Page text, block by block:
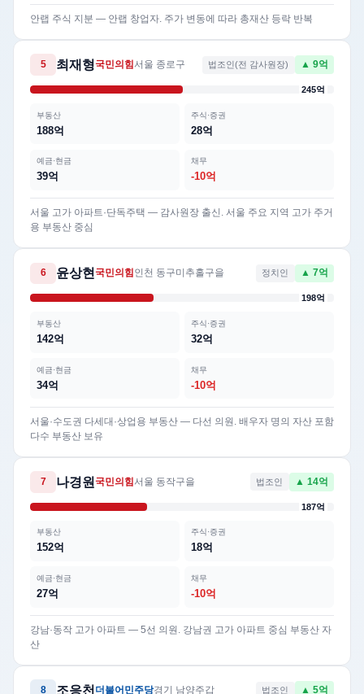
안랩 주식 지분 — 안랩 창업자. 주가 변동에 따라 총재산 등락 반복
5 최재형국민의힘 서울 종로구 법조인(전 감사원장) ▲ 9억
245억
부동산
188억
주식·증권
28억
예금·현금
39억
채무
-10억
서울 고가 아파트·단독주택 — 감사원장 출신. 서울 주요 지역 고가 주거
용 부동산 중심
6 윤상현국민의힘 인천 동구미추홀구을 정치인 ▲ 7억
198억
부동산
142억
주식·증권
32억
예금·현금
34억
채무
-10억
서울·수도권 다세대·상업용 부동산 — 다선 의원. 배우자 명의 자산 포함
다수 부동산 보유
7 나경원 국민의힘서울 동작구을 법조인 ▲ 14억
187억
부동산
152억
주식·증권
18억
예금·현금
27억
채무
-10억
강남·동작 고가 아파트 — 5선 의원. 강남권 고가 아파트 중심 부동산 자
산
8 조응천 더불어민주당경기 남양주갑 법조인 ▲ 5억